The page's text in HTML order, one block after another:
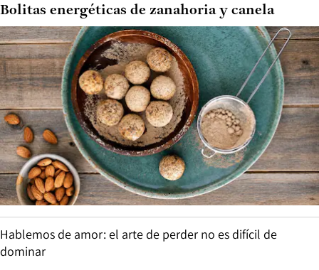
Bolitas energéticas de zanahoria y canela
Hablemos de amor: el arte de perder no es difícil de
dominar